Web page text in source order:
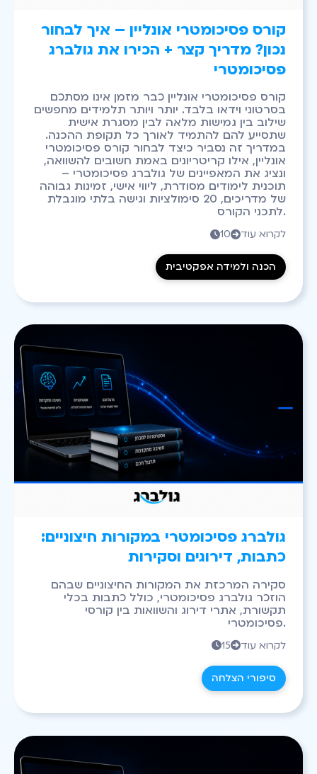
קורס פסיכומטרי אונליין – איך לבחור
נכון? מדריך קצר + הכירו את גולברג
פסיכומטרי
קורס פסיכומטרי אונליין כבר מזמן אינו מסתכם
בסרטוני וידאו בלבד. יותר ויותר תלמידים מחפשים
שילוב בין גמישות מלאה לבין מסגרת אישית
שתסייע להם להתמיד לאורך כל תקופת ההכנה.
במדריך זה נסביר כיצד לבחור קורס פסיכומטרי
אונליין, אילו קריטריונים באמת חשובים להשוואה,
ונציג את המאפיינים של גולברג פסיכומטרי –
תוכנית לימודים מסודרת, ליווי אישי, זמינות גבוהה
של מדריכים, 20 סימולציות וגישה בלתי מוגבלת
לתכני הקורס.
10לקרוא עוד
הכנה ולמידה אפקטיבית
גולברג פסיכומטרי במקורות חיצוניים:
כתבות, דירוגים וסקירות
סקירה המרכזת את המקורות החיצוניים שבהם
הוזכר גולברג פסיכומטרי, כולל כתבות בכלי
תקשורת, אתרי דירוג והשוואות בין קורסי
פסיכומטרי.
15לקרוא עוד
סיפורי הצלחה